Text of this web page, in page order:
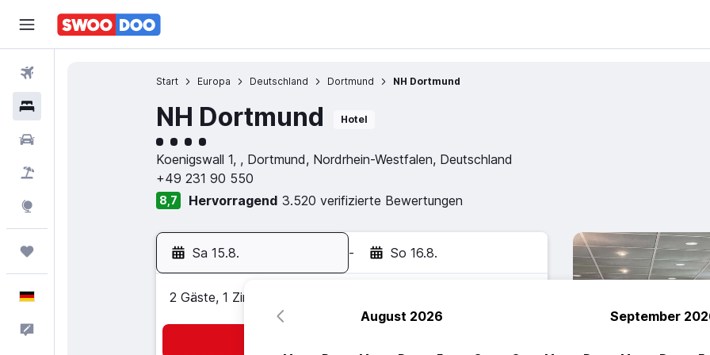
Start Europa Deutschland Dortmund NH Dortmund
NH Dortmund Hotel
Bewertungskategorie 4
Koenigswall 1, , Dortmund, Nordrhein-Westfalen, Deutschland
+49 231 90 550
8,7 Hervorragend 3.520 verifizierte Bewertungen
Sa 15.8. - So 16.8.
2 Gäste, 1 Zimmer
August 2026 September